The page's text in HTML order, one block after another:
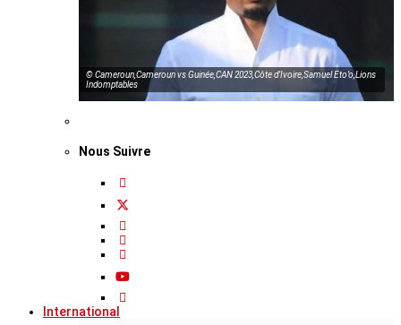
© Cameroun,Cameroun vs Guinée,CAN 2023,Côte d’Ivoire,Samuel Eto’o,Lions
Indomptables
Nous Suivre
International